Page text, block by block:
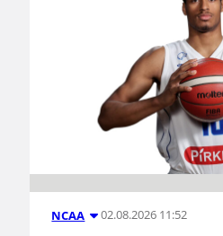
NCAA 02.08.2026 11:52